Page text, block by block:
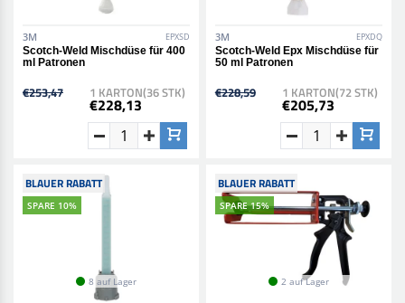
3M EPXSD
Scotch-Weld Mischdüse für 400
ml Patronen
€253,47 1 KARTON(36 STK)
€228,13
3M EPXDQ
Scotch-Weld Epx Mischdüse für
50 ml Patronen
€228,59 1 KARTON(72 STK)
€205,73
BLAUER RABATT
SPARE 10%
8 auf Lager
BLAUER RABATT
SPARE 15%
2 auf Lager